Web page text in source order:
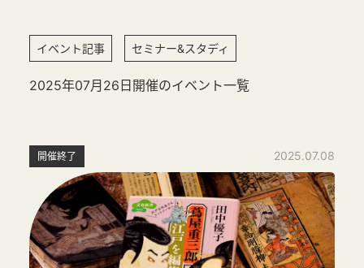
イベント記事 セミナー&スタディ
2025年07月26日開催のイベント一覧
開催終了 2025.07.08